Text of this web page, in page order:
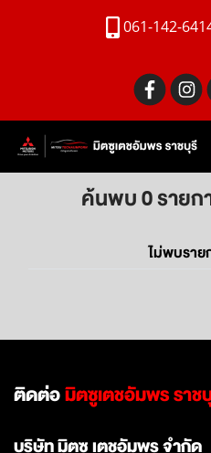
061-142-
ค้นพบ 0 รายก
ไม่พบราย
ติดต่อมิตซูเตชอัมพร ราช
บริษัท มิตซู เตชอัมพร จำกัด